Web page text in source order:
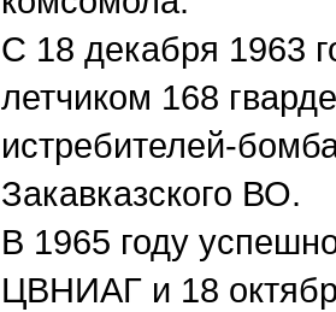
С 18 декабря 1963
летчиком 168
истребителей-
Закавказского ВО.
В 1965 году
ЦВНИАГ и 18